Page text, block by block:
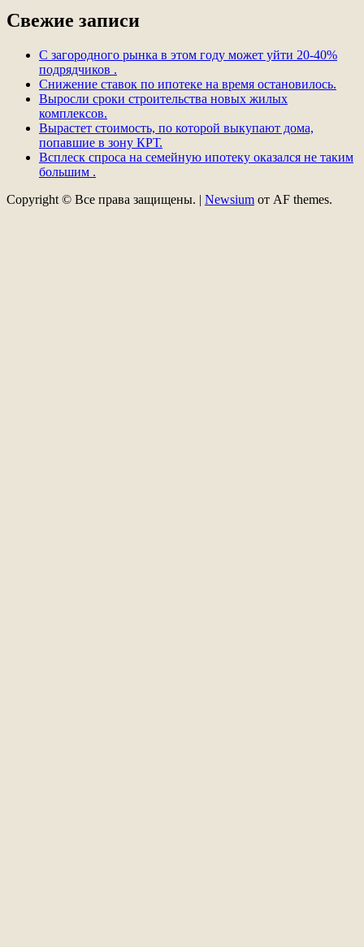
Свежие записи
С загородного рынка в этом году может уйти 20-40%
подрядчиков .
Снижение ставок по ипотеке на время остановилось.
Выросли сроки строительства новых жилых
комплексов.
Вырастет стоимость, по которой выкупают дома,
попавшие в зону КРТ.
Всплеск спроса на семейную ипотеку оказался не таким
большим .
Copyright © Все права защищены. | Newsium от AF themes.